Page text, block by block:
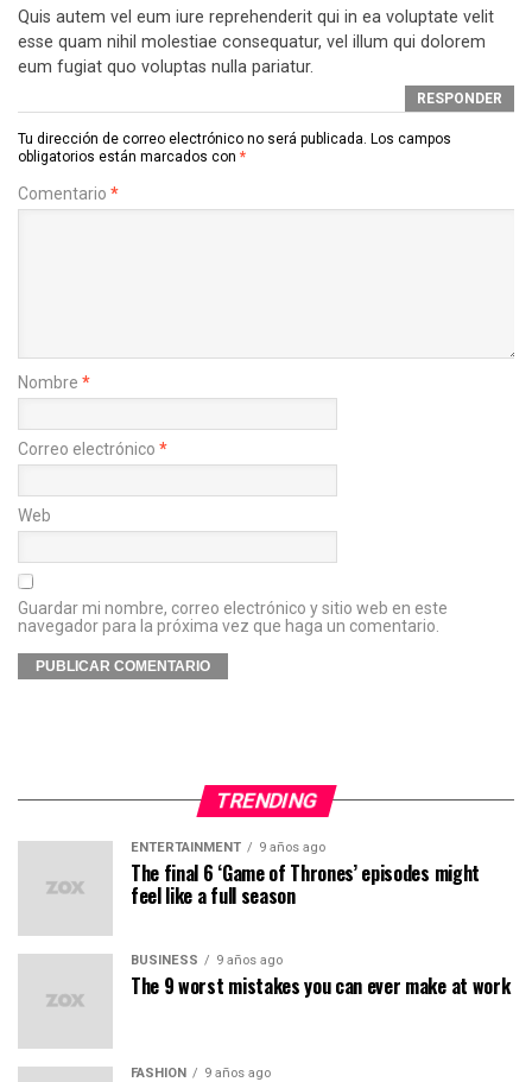
Quis autem vel eum iure reprehenderit qui in ea voluptate velit
esse quam nihil molestiae consequatur, vel illum qui dolorem
eum fugiat quo voluptas nulla pariatur.
RESPONDER
Tu dirección de correo electrónico no será publicada. Los campos
obligatorios están marcados con *
Comentario *
Nombre *
Correo electrónico *
Web
Guardar mi nombre, correo electrónico y sitio web en este
navegador para la próxima vez que haga un comentario.
TRENDING
ENTERTAINMENT 9 años ago
The final 6 ‘Game of Thrones’ episodes might
feel like a full season
BUSINESS 9 años ago
The 9 worst mistakes you can ever make at work
FASHION 9 años ago